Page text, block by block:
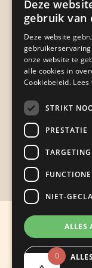
© Copyright
cadeaus die
0
Deze
gebruik van
Deze website
onze website te
alle cookies in
Cookiebeleid.
STRIKT
PRESTATIE
TARGETING
NIET-
ALLES